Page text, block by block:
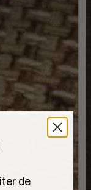
de